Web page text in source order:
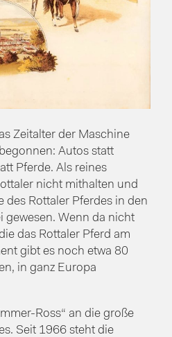
Zeitalter der Maschine
Autos statt
Pferde. Als reines
nicht mithalten und
des Rottaler Pferdes in den
gewesen. Wenn da nicht
das Rottaler Pferd am
gibt es noch etwa 80
in ganz Europa
Ross“ an die große
Seit 1966 steht die